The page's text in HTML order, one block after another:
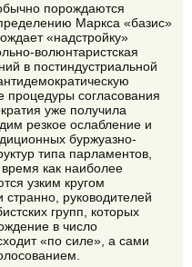
порождаются
Маркса «базис»
«надстройку»
волюнтаристская
в постиндустриальной
процедуры согласования
уже получила
резкое ослабление и
буржуазно-
типа парламентов,
время как наиболее
узким кругом
странно, руководителей
групп, которых
в число
«по силе», а сами